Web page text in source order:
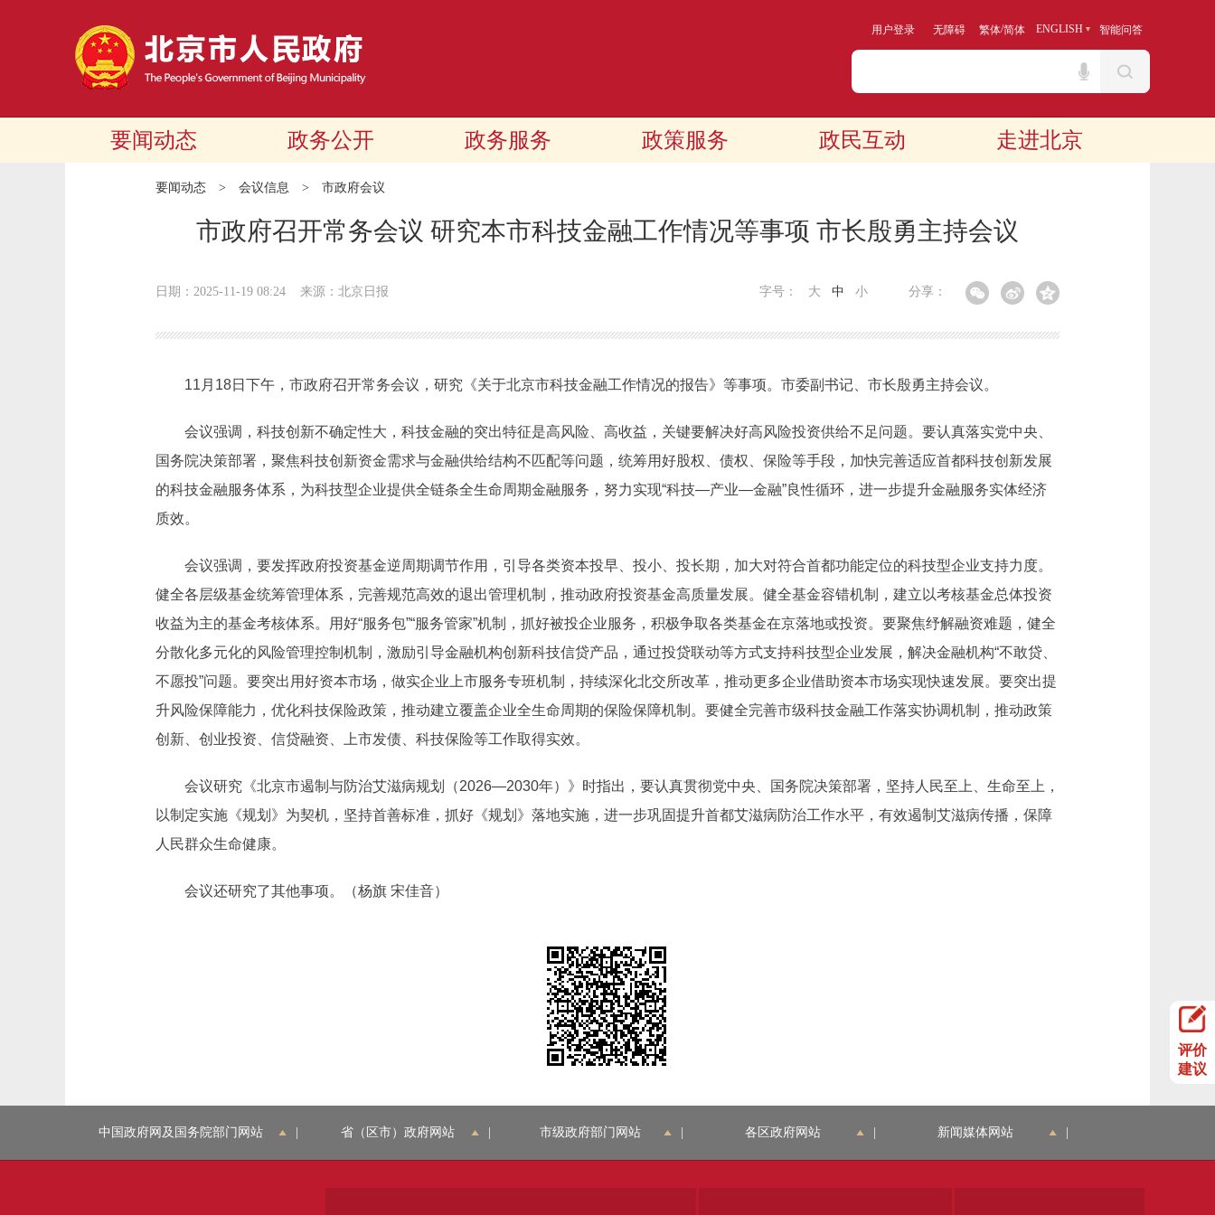
用户登录 无障碍 繁体/简体 ENGLISH 智能问答
要闻动态 政务公开 政务服务 政策服务 政民互动 走进北京
要闻动态 > 会议信息 > 市政府会议
市政府召开常务会议 研究本市科技金融工作情况等事项 市长殷勇主持会议
日期：2025-11-19 08:24 来源：北京日报 分享：
字号： 大 中 小
11月18日下午，市政府召开常务会议，研究《关于北京市科技金融工作情况的报告》等事项。市委副书记、市长殷勇主持会议。
会议强调，科技创新不确定性大，科技金融的突出特征是高风险、高收益，关键要解决好高风险投资供给不足问题。要认真落实党中央、
国务院决策部署，聚焦科技创新资金需求与金融供给结构不匹配等问题，统筹用好股权、债权、保险等手段，加快完善适应首都科技创新发展
的科技金融服务体系，为科技型企业提供全链条全生命周期金融服务，努力实现“科技—产业—金融”良性循环，进一步提升金融服务实体经济
质效。
会议强调，要发挥政府投资基金逆周期调节作用，引导各类资本投早、投小、投长期，加大对符合首都功能定位的科技型企业支持力度。
健全各层级基金统筹管理体系，完善规范高效的退出管理机制，推动政府投资基金高质量发展。健全基金容错机制，建立以考核基金总体投资
收益为主的基金考核体系。用好“服务包”“服务管家”机制，抓好被投企业服务，积极争取各类基金在京落地或投资。要聚焦纾解融资难题，健全
分散化多元化的风险管理控制机制，激励引导金融机构创新科技信贷产品，通过投贷联动等方式支持科技型企业发展，解决金融机构“不敢贷、
不愿投”问题。要突出用好资本市场，做实企业上市服务专班机制，持续深化北交所改革，推动更多企业借助资本市场实现快速发展。要突出提
升风险保障能力，优化科技保险政策，推动建立覆盖企业全生命周期的保险保障机制。要健全完善市级科技金融工作落实协调机制，推动政策
创新、创业投资、信贷融资、上市发债、科技保险等工作取得实效。
会议研究《北京市遏制与防治艾滋病规划（2026—2030年）》时指出，要认真贯彻党中央、国务院决策部署，坚持人民至上、生命至上，
以制定实施《规划》为契机，坚持首善标准，抓好《规划》落地实施，进一步巩固提升首都艾滋病防治工作水平，有效遏制艾滋病传播，保障
人民群众生命健康。
会议还研究了其他事项。（杨旗 宋佳音）
评价
建议
中国政府网及国务院部门网站 省（区市）政府网站 市级政府部门网站 各区政府网站 新闻媒体网站